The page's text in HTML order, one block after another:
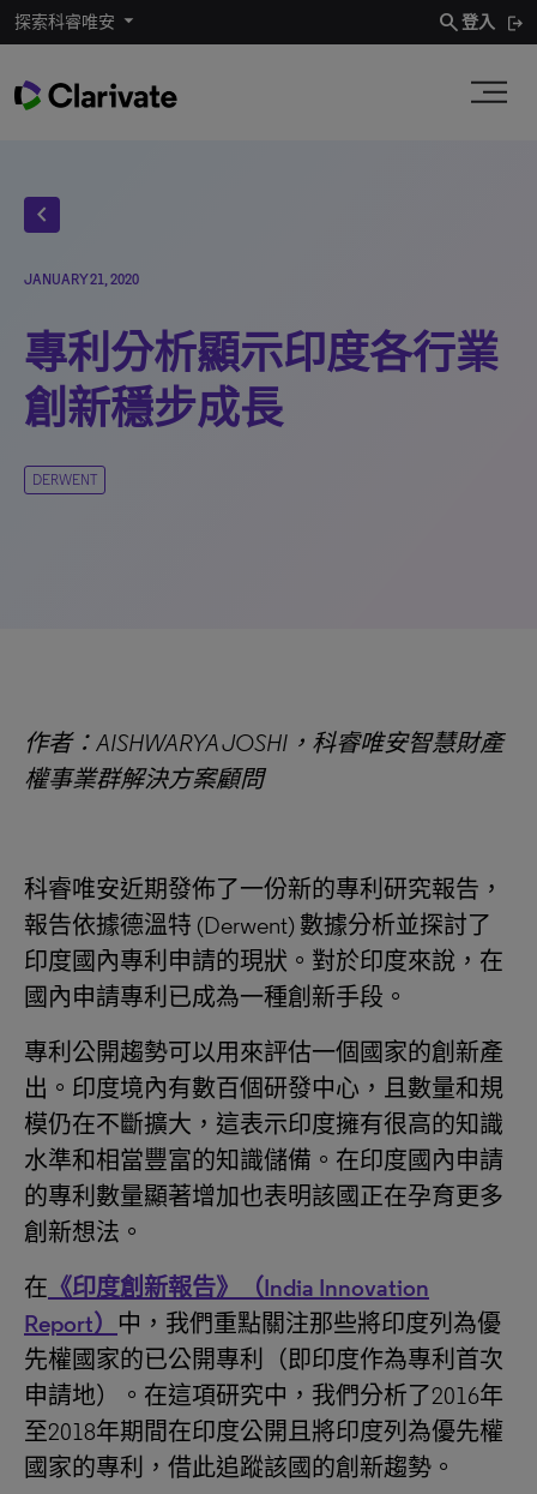
探索科睿唯安 search登入
chevron_left
JANUARY 21, 2020
專利分析顯示印度各行業
創新穩步成長
DERWENT
作者：AISHWARYA JOSHI，科睿唯安智慧財產
權事業群解決方案顧問
科睿唯安近期發佈了一份新的專利研究報告，
報告依據德溫特 (Derwent) 數據分析並探討了
印度國內專利申請的現狀。對於印度來說，在
國內申請專利已成為一種創新手段。
專利公開趨勢可以用來評估一個國家的創新產
出。印度境內有數百個研發中心，且數量和規
模仍在不斷擴大，這表示印度擁有很高的知識
水準和相當豐富的知識儲備。在印度國內申請
的專利數量顯著增加也表明該國正在孕育更多
創新想法。
在 《印度創新報告》（India Innovation
Report） 中，我們重點關注那些將印度列為優
先權國家的已公開專利（即印度作為專利首次
申請地）。在這項研究中，我們分析了2016年
至2018年期間在印度公開且將印度列為優先權
國家的專利，借此追蹤該國的創新趨勢。